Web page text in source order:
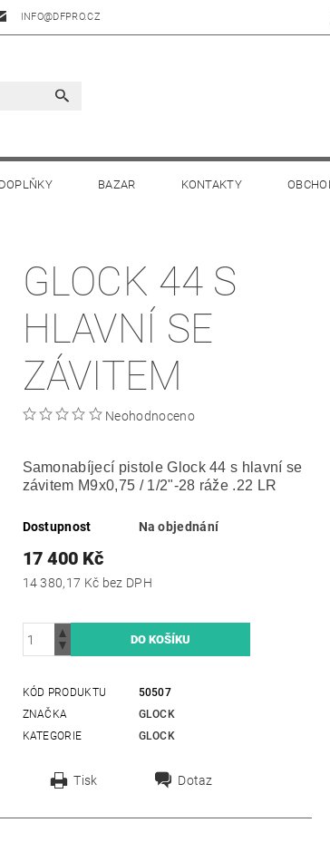
INFO@DFPRO.CZ
DOPLŇKY BAZAR KONTAKTY
GLOCK 44 S
HLAVNÍ SE
ZÁVITEM
Neohodnoceno
Samonabíjecí pistole Glock 44 s hlavní se
závitem M9x0,75 / 1/2"-28 ráže .22 LR
Dostupnost Na objednání
17 400 Kč
14 380,17 Kč bez DPH
KÓD PRODUKTU
50507
ZNAČKA
GLOCK
KATEGORIE
GLOCK
Tisk Dotaz